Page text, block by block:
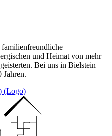
und Heimat von mehr
Bei uns in Bielstein
Jahren.